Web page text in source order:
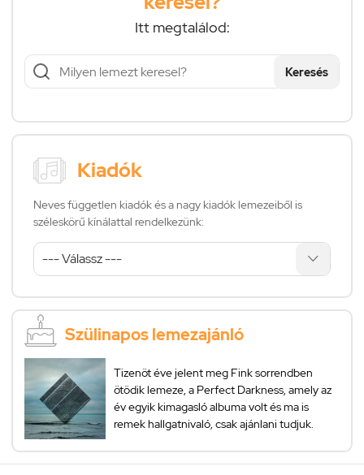
Itt megtalálod:
Keresés
Kiadók
Neves független kiadók és a nagy kiadók lemezeiből is
széleskörű kínálattal rendelkezünk:
Szülinapos lemezajánló
Tizenöt éve jelent meg Fink sorrendben
ötödik lemeze, a Perfect Darkness, amely az
év egyik kimagasló albuma volt és ma is
remek hallgatnivaló, csak ajánlani tudjuk.